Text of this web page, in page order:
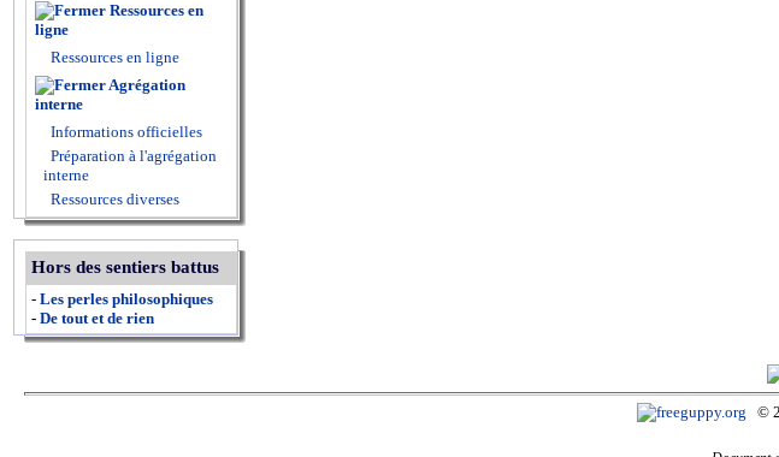
Ressources en
ligne
Ressources en ligne
Agrégation
interne
Informations officielles
Préparation à l'agrégation
interne
Ressources diverses
Hors des sentiers battus
- Les perles philosophiques
- De tout et de rien
©